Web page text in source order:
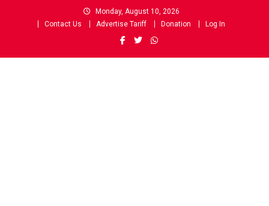
Monday, August 10, 2026
Contact Us
Advertise Tariff Donation Log In